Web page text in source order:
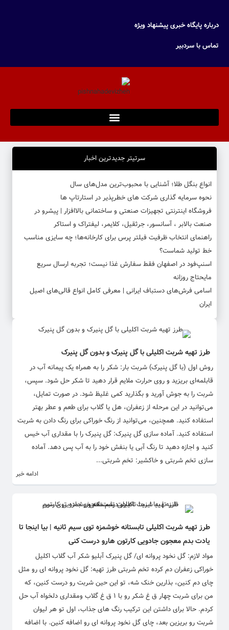
درباره پایگاه خبری پیشنهاد ویژه
تماس با سردبیر
سرتیتر جدیدترین اخبار
انواع بنگل طلا؛ آشنایی با محبوب‌ترین مدل‌های سال
نحوه سرمایه‌ گذاری شرکت‌ های خطرپذیر در استارتاپ ها
فروشگاه اینترنتی تجهیزات صنعتی و ساختمانی بالاافزار | پیشرو در
صنعت بالابر ، آسانسور، جرثقیل، کلایمر، لیفتراک و استاکر
راهنمای انتخاب ظرفیت فیلتر پرس برای کارخانه‌ها؛ چه سایزی مناسب
خط تولید شماست؟
اسنپ‌فود در اصفهان فقط سفارش غذا نیست؛ تجربه ارسال سریع
مایحتاج روزانه
اسامی فرش‌های دستباف ایرانی | معرفی کامل انواع قالی‌های اصیل
ایران
طرز تهیه شربت اکلیلی با گل پنیرک و بدون گل پنیرک
روش اول (با گل پنیرک) شربت بار: شکر را به همراه یک پیمانه آب در
قابلمه‌ای بریزید و روی حرارت ملایم قرار دهید تا شکر حل شود. سپس،
شربت را به جوش آورید و بگذارید کمی غلیظ شود. در صورت تمایل،
می‌توانید در این مرحله از زعفران، هل یا گلاب برای طعم و عطر بهتر
استفاده کنید. همچنین، می‌توانید از رنگ خوراکی برای رنگ دادن به شربت
استفاده کنید. آماده سازی گل پنیرک: گل پنیرک را با مقداری آب خیس
کنید و اجازه دهید تا رنگ آبی یا بنفش خود را به آب پس دهد. آماده
سازی تخم شربتی و خاکشیر: تخم شربتی...
ادامه خبر
طرز تهیه شربت اکلیلی تابستانه خوشمزه توی سیم ثانیه | بیا اینجا تا
یادت بدم معجون جادویی کارتون هارو درست کنی
‎مواد لازم: گل نخود پروانه ای/ گل پنیرک آبلیو شکر آب گلاب اکلیل
خوراکی زعفران دم کرده تخم شربتی ‎طرز تهیه: گل نخود پروانه ای رو مثل
چای دم کنین، بذارین خنک شه، تو این حین شربت رو درست کنین، که
من برای شربت چهار ق غ شکر رو با ۱ ق غ گلاب ومقداری دلخواه آب حل
کردم. حالا برای داشتن این ترکیب رنگ های جذاب، اول تو هر لیوان
شربت رو بریزین بعد، چای گل نخود پروانه ای رو اضافه کنین. با اضافه